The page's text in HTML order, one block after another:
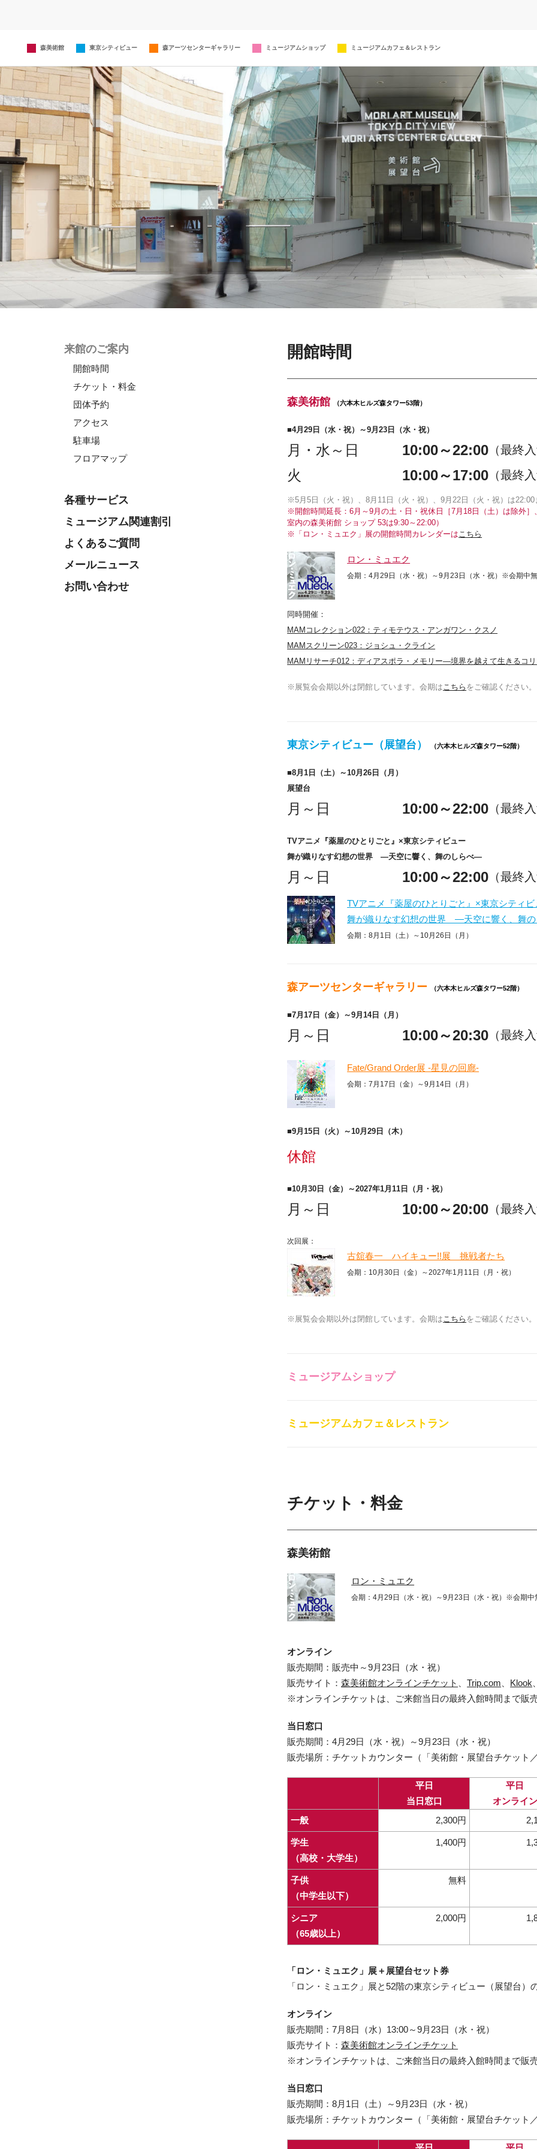
森美術館 東京シティビュー 森アーツセンターギャラリー ミュージアムショップ ミュージアムカフェ＆レストラン
来館のご案内
開館時間
チケット・料金
団体予約
アクセス
駐車場
フロアマップ
各種サービス
ミュージアム関連割引
よくあるご質問
メールニュース
お問い合わせ
開館時間
森美術館 （六本木ヒルズ森タワー53階）
■4月29日（水・祝）～9月23日（水・祝）
月・水～日 10:00～22:00 （最終
火 10:00～17:00 （最終
※5月5日（火・祝）、8月11日（火・祝）、9月22日（火・祝）は22:00
※開館時間延長：6月～9月の土・日・祝休日［7月18日（土）は除外
室内の森美術館 ショップ 53は9:30～22:00）
※「ロン・ミュエク」展の開館時間カレンダーはこちら
ロン・ミュエク
会期：4月29日（水・祝）～9月23日（水・祝） ※会期中
同時開催：
MAMコレクション022：ティモテウス・アンガワン・クスノ
MAMスクリーン023：ジョシュ・クライン
MAMリサーチ012：ディアスポラ・メモリー—境界を越えて生きるコ
※展覧会会期以外は閉館しています。会期はこちら をご確認ください。
東京シティビュー（展望台） （六本木ヒルズ森タワー52階）
■8月1日（土）～10月26日（月）
展望台
月～日 10:00～22:00 （最終
TVアニメ『薬屋のひとりごと』×東京シティビュー
舞が織りなす幻想の世界 ―天空に響く、舞のしらべ―
月～日 10:00～22:00 （最終
TVアニメ『薬屋のひとりごと』×東京シティビ
舞が織りなす幻想の世界 ―天空に響く、舞
会期：8月1日（土）～10月26日（月）
森アーツセンターギャラリー （六本木ヒルズ森タワー52階）
■7月17日（金）～9月14日（月）
月～日 10:00～20:30 （最終
Fate/Grand Order展 -星見の回廊-
会期：7月17日（金）～9月14日（月）
■9月15日（火）～10月29日（木）
休館
■10月30日（金）～2027年1月11日（月・祝）
月～日 10:00～20:00 （最終
次回展：
古舘春一 ハイキュー!!展 挑戦者たち
会期：10月30日（金）～2027年1月11日（月・祝）
※展覧会会期以外は閉館しています。会期は こちら をご確認ください。
ミュージアムショップ
ミュージアムカフェ＆レストラン
チケット・料金
森美術館
ロン・ミュエク
会期：4月29日（水・祝）～9月23日（水・祝）※会期中
オンライン
販売期間：販売中～9月23日（水・祝）
販売サイト：森美術館オンラインチケット 、Trip.com Klook
※オンラインチケットは、ご来館当日の最終入館時間まで販
当日窓口
販売期間：4月29日（水・祝）～9月23日（水・祝）
販売場所：チケットカウンター（「美術館・展望台チケット
平日
当日窓口
平日
オンライン
一般
2,300円
学生
（高校・大学生）
1,400円
子供
（中学生以下）
無料
シニア
（65歳以上）
2,000円
「ロン・ミュエク」展＋展望台セット券
「ロン・ミュエク」展と52階の東京シティビュー（展望台）
オンライン
販売期間：7月8日（水）13:00～9月23日（水・祝）
販売サイト：森美術館オンラインチケット
※オンラインチケットは、ご来館当日の最終入館時間まで販
当日窓口
販売期間：8月1日（土）～9月23日（水・祝）
販売場所：チケットカウンター（「美術館・展望台チケット